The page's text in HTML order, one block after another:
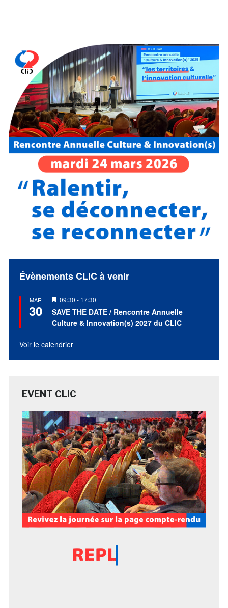
Évènements CLIC à venir
MAR
30
Mis
en
avant
09:30 - 17:30
SAVE THE DATE / Rencontre Annuelle
Culture & Innovation(s) 2027 du CLIC
Voir le calendrier
EVENT CLIC